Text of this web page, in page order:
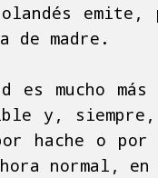
de madre.
es mucho
y,
hache o por
normal, en